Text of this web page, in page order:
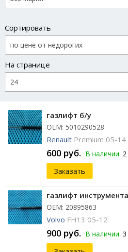
Сортировать
На странице
газлифт б/у
ОЕМ: 5010290528
Renault Premium 05-14
600 руб. В наличии:
Заказать
газлифт
ОЕМ: 20895863
Volvo FH13 05-12
900 руб. В наличии: